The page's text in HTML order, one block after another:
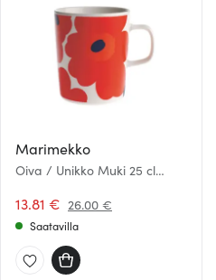
Marimekko
Oiva / Unikko Muki 25 cl
13.81 € 26.00 €
Saatavilla